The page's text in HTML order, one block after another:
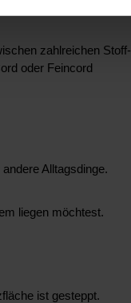
zahlreichen Stoff-
oder Feincord
Alltagsdinge.
liegen möchtest.
ist gesteppt.